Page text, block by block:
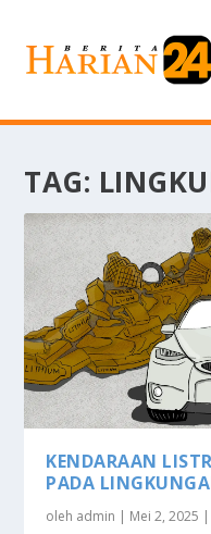
TAG:
KENDARAAN
PADA
oleh admin | Mei 2, 2025 |